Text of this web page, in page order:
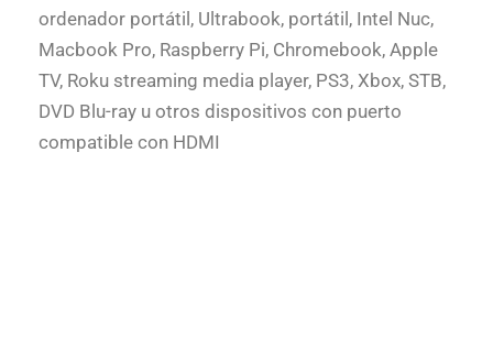
ordenador portátil, Ultrabook, portátil, Intel Nuc,
Macbook Pro, Raspberry Pi, Chromebook, Apple
TV, Roku streaming media player, PS3, Xbox, STB,
DVD Blu-ray u otros dispositivos con puerto
compatible con HDMI